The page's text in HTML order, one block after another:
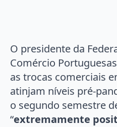
O presidente da
Comércio
as trocas comerciais
atinjam níveis pré-
o segundo semestre
“extremamente